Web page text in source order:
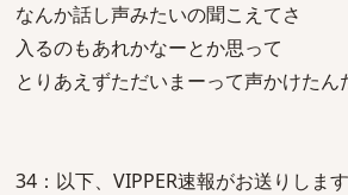
なんか話し声みたいの聞こえてさ
入るのもあれかなーとか思って
とりあえずただいまーって声かけたん
34：以下、VIPPER速報がお送りしま